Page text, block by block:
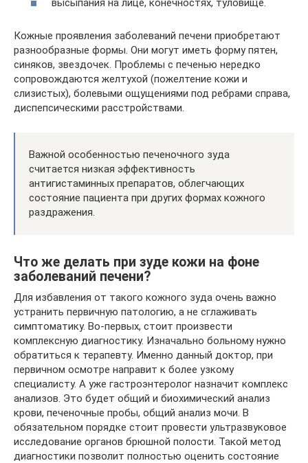
Кожные проявления заболеваний печени приобретают
разнообразные формы. Они могут иметь форму пятен,
синяков, звездочек. Проблемы с печенью нередко
сопровождаются желтухой (пожелтение кожи и
слизистых), болевыми ощущениями под ребрами справа,
диспепсическими расстройствами.
Важной особенностью печеночного зуда
считается низкая эффективность
антигистаминных препаратов, облегчающих
состояние пациента при других формах кожного
раздражения.
Что же делать при зуде кожи на фоне
заболеваний печени?
Для избавления от такого кожного зуда очень важно
устранить первичную патологию, а не сглаживать
симптоматику. Во-первых, стоит произвести
комплексную диагностику. Изначально больному нужно
обратиться к терапевту. Именно данный доктор, при
первичном осмотре направит к более узкому
специалисту. А уже гастроэнтеролог назначит комплекс
анализов. Это будет общий и биохимический анализ
крови, печеночные пробы, общий анализ мочи. В
обязательном порядке стоит провести ультразвуковое
исследование органов брюшной полости. Такой метод
диагностики позволит полностью оценить состояние